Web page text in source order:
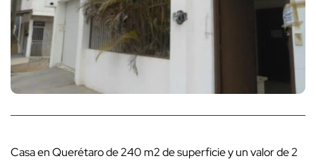
Casa en Querétaro de 240 m2 de superficie y un valor de 2